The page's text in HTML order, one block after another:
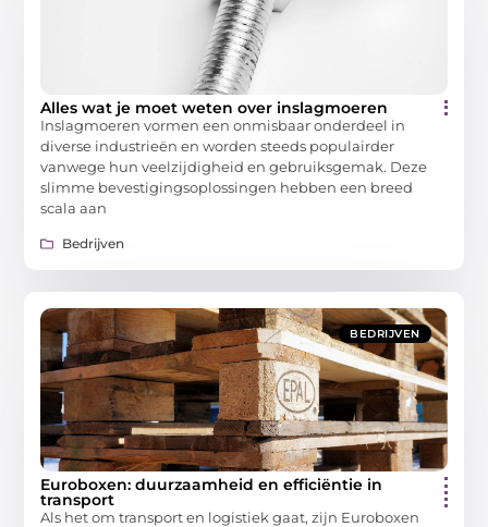
Alles wat je moet weten over inslagmoeren
Inslagmoeren vormen een onmisbaar onderdeel in
diverse industrieën en worden steeds populairder
vanwege hun veelzijdigheid en gebruiksgemak. Deze
slimme bevestigingsoplossingen hebben een breed
scala aan
Bedrijven
BEDRIJVEN
Euroboxen: duurzaamheid en efficiëntie in
transport
Als het om transport en logistiek gaat, zijn Euroboxen